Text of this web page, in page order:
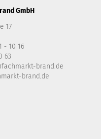
GmbH
17
- 10 16
63
brand.de
brand.de